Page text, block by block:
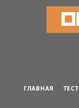
ГЛАВНАЯ